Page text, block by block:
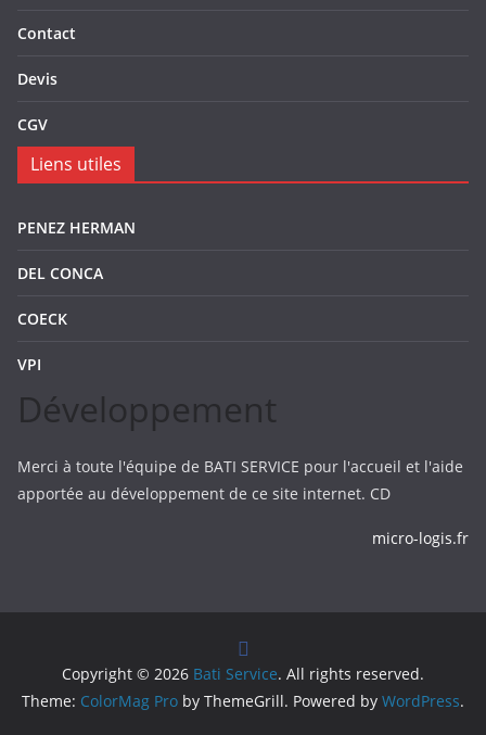
Contact
Devis
CGV
Liens utiles
PENEZ HERMAN
DEL CONCA
COECK
VPI
Développement
Merci à toute l'équipe de BATI SERVICE pour l'accueil et l'aide
apportée au développement de ce site internet. CD
micro-logis.fr
Copyright © 2026 Bati Service. All rights reserved.
Theme: ColorMag Pro by ThemeGrill. Powered by WordPress.